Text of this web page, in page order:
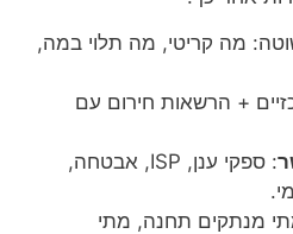
מה קריטי, מה תלוי במה,
+ הרשאות חירום עם
: ספקי ענן, ISP, אבטחה,
מנתקים תחנה, מתי